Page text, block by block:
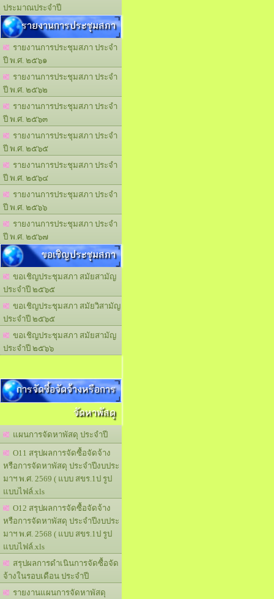
ประมาณประจำปี
รายงานการประชุมสภา
รายงานการประชุมสภา ประจำ
ปี พ.ศ. ๒๕๖๑
รายงานการประชุมสภา ประจำ
ปี พ.ศ. ๒๕๖๒
รายงานการประชุมสภา ประจำ
ปี พ.ศ. ๒๕๖๓
รายงานการประชุมสภา ประจำ
ปี พ.ศ. ๒๕๖๕
รายงานการประชุมสภา ประจำ
ปี พ.ศ. ๒๕๖๔
รายงานการประชุมสภา ประจำ
ปี พ.ศ. ๒๕๖๖
รายงานการประชุมสภา ประจำ
ปี พ.ศ. ๒๕๖๗
ขอเชิญประชุมสภา
ขอเชิญประชุมสภา สมัยสามัญ
ประจำปี ๒๕๖๕
ขอเชิญประชุมสภา สมัยวิสามัญ
ประจำปี ๒๕๖๕
ขอเชิญประชุมสภา สมัยสามัญ
ประจำปี ๒๕๖๖
การจัดซื้อจัดจ้างหรือการ
จัดหาพัสดุ
แผนการจัดหาพัสดุ ประจำปี
O11 สรุปผลการจัดซื้อจัดจ้าง
หรือการจัดหาพัสดุ ประจำปีงบประ
มาฯ พ.ศ. 2569 ( แบบ สขร.1ป รูป
แบบไฟล์.xls
O12 สรุปผลการจัดซื้อจัดจ้าง
หรือการจัดหาพัสดุ ประจำปีงบประ
มาฯ พ.ศ. 2568 ( แบบ สขร.1ป รูป
แบบไฟล์.xls
สรุปผลการดำเนินการจัดซื้อจัด
จ้างในรอบเดือน ประจำปี
รายงานแผนการจัดหาพัสดุ